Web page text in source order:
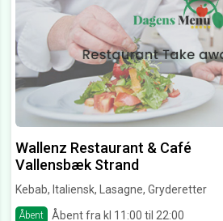
Wallenz Restaurant & Café
Vallensbæk Strand
Kebab, Italiensk, Lasagne, Gryderetter
Åbent Åbent fra kl 11:00 til 22:00